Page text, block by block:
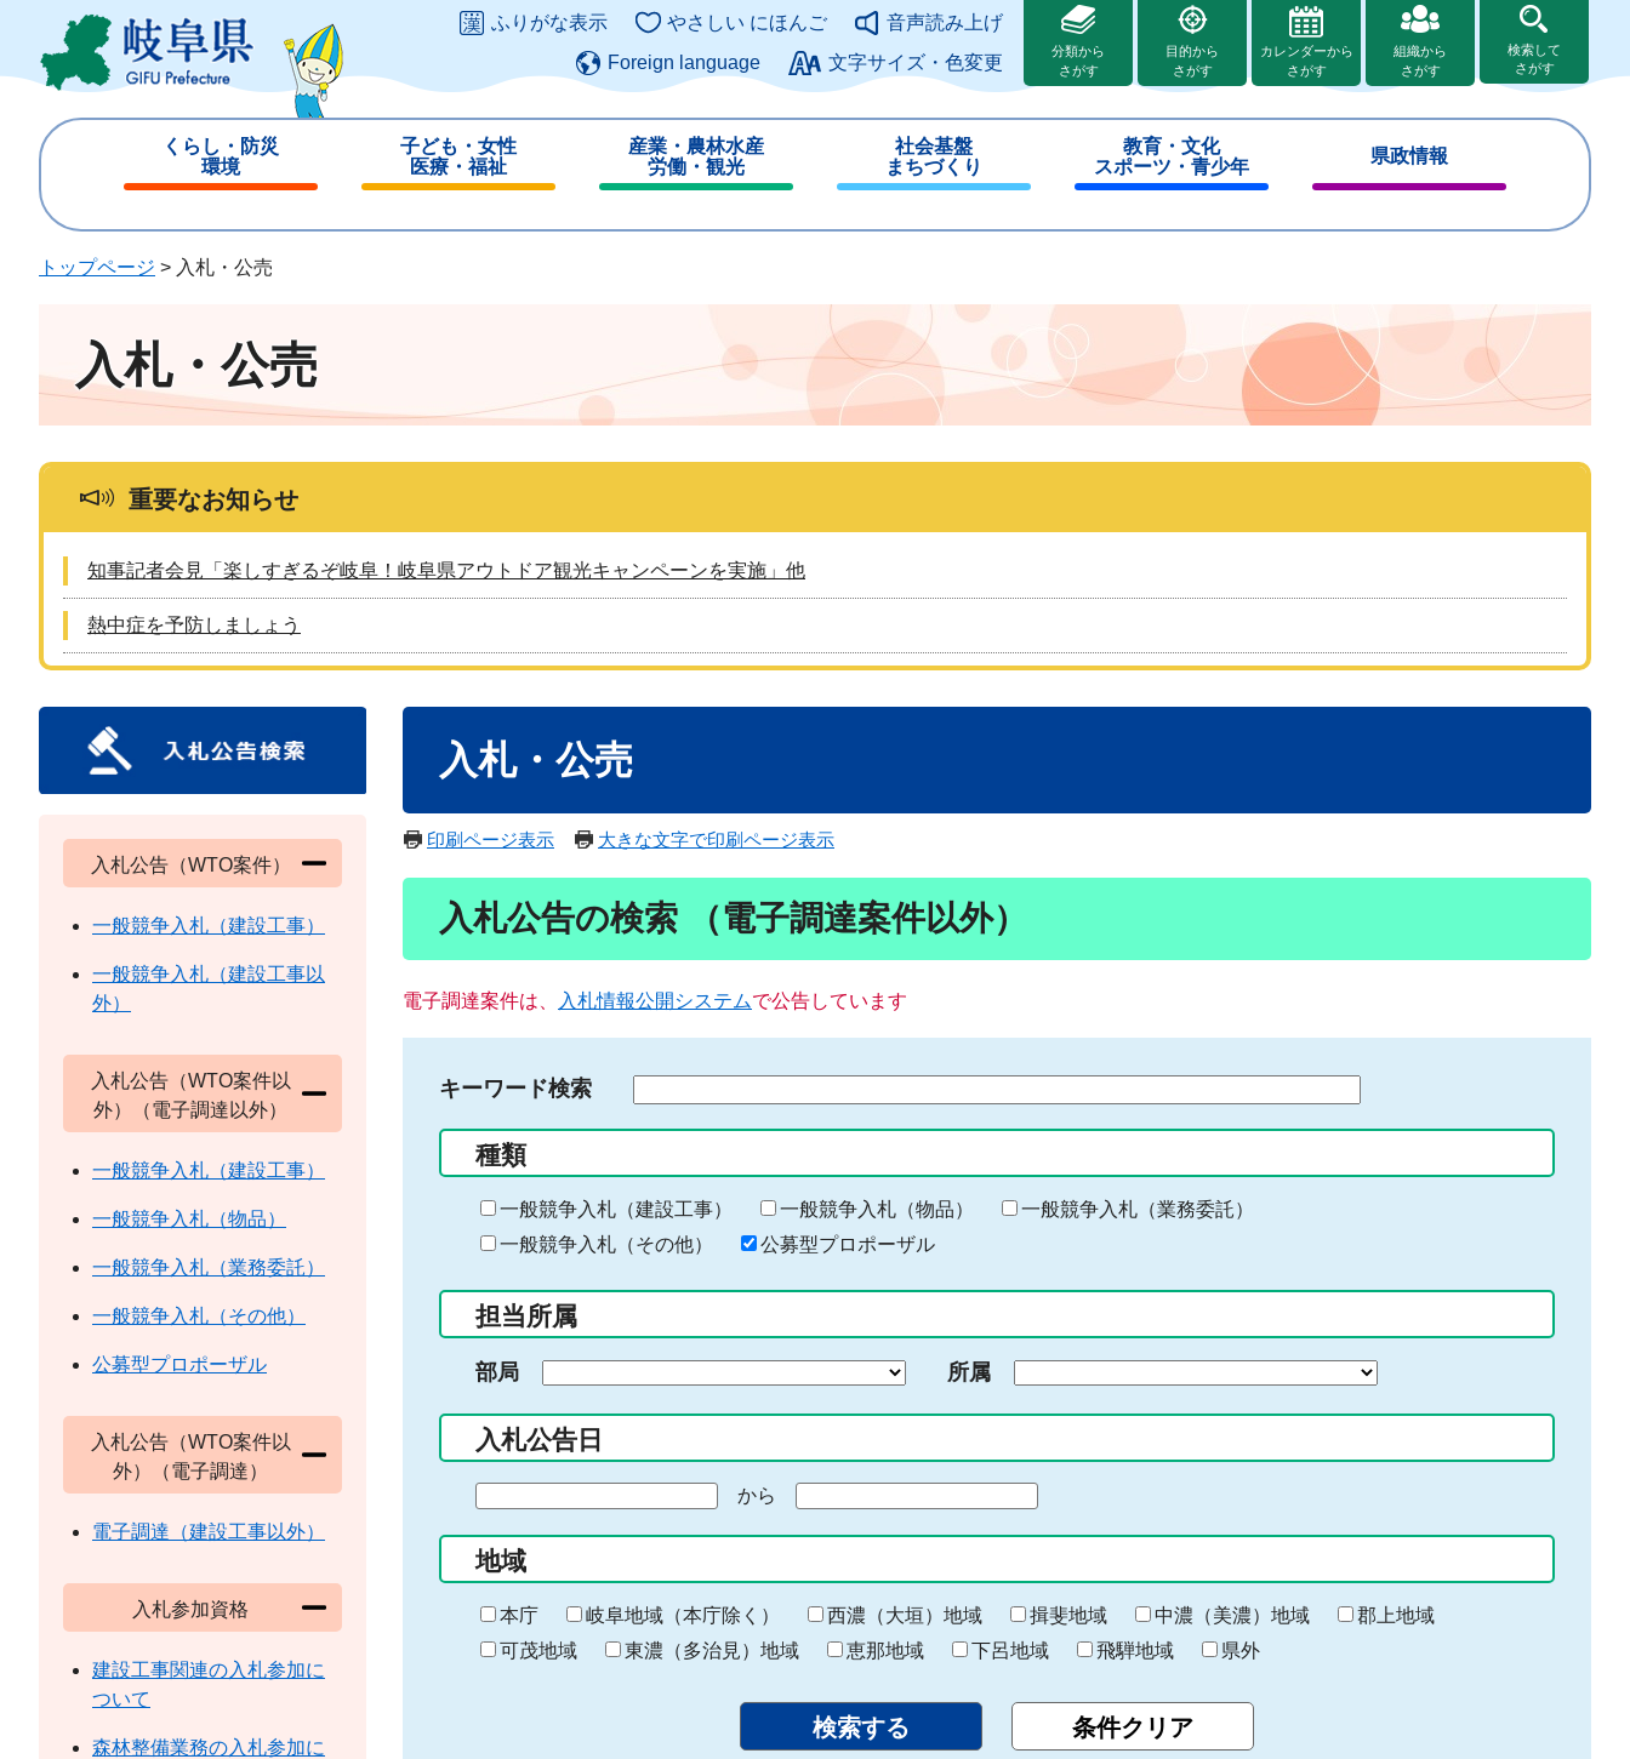
ジ
ュ
このページの本文へ
ふりがな表示 やさしい にほんご
音声読み上げ
Foreign language
文字サイズ・色変更
分類から
さがす
目的から
さがす
カレンダーから
さがす
組織から
さがす
検索して
さがす
くらし・防災
環境
じ
子ども・女性
医療・福祉
じ
産業・農林水産
労働・観光
じ
社会基盤
まちづくり
じ
教育・文化
スポーツ・青少年
じ
県政情報
じ
トップページ > 入札・公売
入札・公売
重要なお知らせ
知事記者会見「楽しすぎるぞ岐阜！岐阜県アウトドア観光キャンペーンを実施」他
熱中症を予防しましょう
入札・公売
印刷ページ表示 大きな文字で印刷ページ表示
入札公告の検索 （電子調達案件以外）
電子調達案件は、 入札情報公開システムで公告しています
キーワード検索
る
キ
ー
ー
入
力
種類
一般競争入札（建設工事） 一般競争入札（物品）
一般競争入札（業務委託）
一般競争入札（その他）
公募型プロポーザル
担当所属
部局 所属
入札公告日
の
始
ま
り
から
終
わ
り
地域
本庁 岐阜地域（本庁除く） 西濃（大垣）地域 揖斐地域 中濃（美濃）地域
郡上地域
可茂地域
東濃（多治見）地域 恵那地域 下呂地域 飛騨地域 県外
入札公告（WTO案件）
一般競争入札（建設工事）
一般競争入札（建設工事以
外）
入札公告（WTO案件以
外）（電子調達以外）
一般競争入札（建設工事）
一般競争入札（物品）
一般競争入札（業務委託）
一般競争入札（その他）
公募型プロポーザル
入札公告（WTO案件以
外）（電子調達）
電子調達（建設工事以外）
入札参加資格
建設工事関連の入札参加に
ついて
森林整備業務の入札参加に